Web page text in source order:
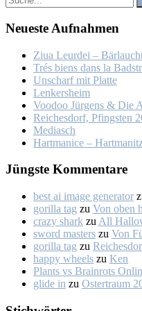
Neu­es­te Auf­nah­men
Ziua Leur­dei –
Trés biens dans la
Un­scharf mit Plat­te
Len­kers­heim
Voo­doo Jür­gens & Die
Rei­ches­dorf, Pfings­ten
Me­dia­sch
Hart­ma­nice –
Jüngs­te Kom­men­ta­re
best ai image generator
gorilla tag zu Von oben
crazy shark zu All
sword masters zu Von
gorilla tag zu
happy wheels zu Ken
Plants vs Brainrots
glide in zu Os­ter­traum